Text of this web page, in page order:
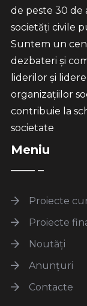
de peste 30 de
societăți civile
Suntem un
dezbateri și
liderilor și
organizațiilor
contribuie la
societate
Meniu
Proiecte
Proiecte
Noutăți
Anunțuri
Contacte